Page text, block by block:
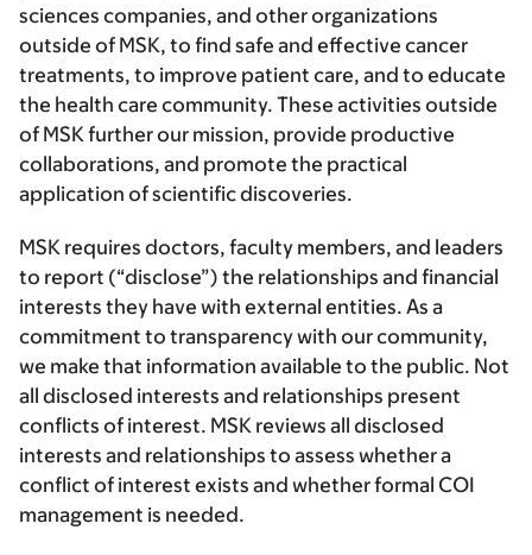
sciences companies, and other organizations
outside of MSK, to find safe and effective cancer
treatments, to improve patient care, and to educate
the health care community. These activities outside
of MSK further our mission, provide productive
collaborations, and promote the practical
application of scientific discoveries.
MSK requires doctors, faculty members, and leaders
to report (“disclose”) the relationships and financial
interests they have with external entities. As a
commitment to transparency with our community,
we make that information available to the public. Not
all disclosed interests and relationships present
conflicts of interest. MSK reviews all disclosed
interests and relationships to assess whether a
conflict of interest exists and whether formal COI
management is needed.